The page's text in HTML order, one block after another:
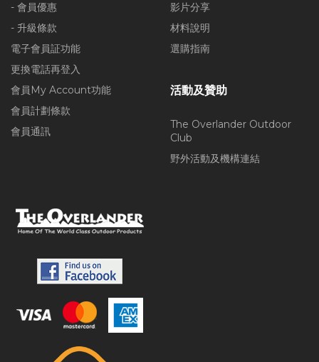
- 會員優惠
- 升級條款
電子會員証功能
更換電話再登入
會員My Account功能
會員計劃條款
會員通訊
影片分享
材料說明
選購指南
活動及贊助
The Overlander Outdoor
Club
野外活動及機構連結